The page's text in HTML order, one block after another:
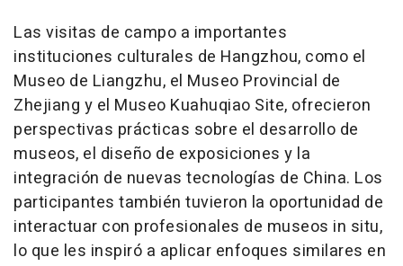
Las visitas de campo a importantes
instituciones culturales de Hangzhou, como el
Museo de Liangzhu, el Museo Provincial de
Zhejiang y el Museo Kuahuqiao Site, ofrecieron
perspectivas prácticas sobre el desarrollo de
museos, el diseño de exposiciones y la
integración de nuevas tecnologías de China. Los
participantes también tuvieron la oportunidad de
interactuar con profesionales de museos in situ,
lo que les inspiró a aplicar enfoques similares en